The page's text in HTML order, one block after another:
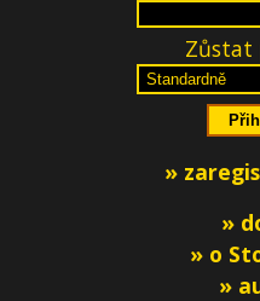
Zůstat
»
»
» o
»